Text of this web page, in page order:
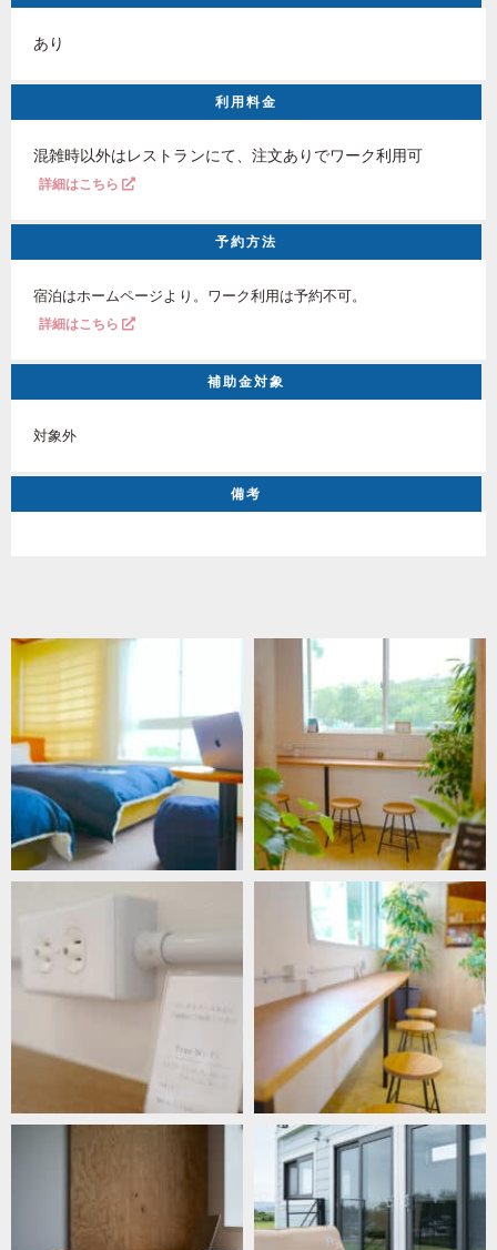
あり
利用料金
混雑時以外はレストランにて、注文ありでワーク利用可
詳細はこちら
予約方法
宿泊はホームページより。ワーク利用は予約不可。
詳細はこちら
補助金対象
対象外
備考